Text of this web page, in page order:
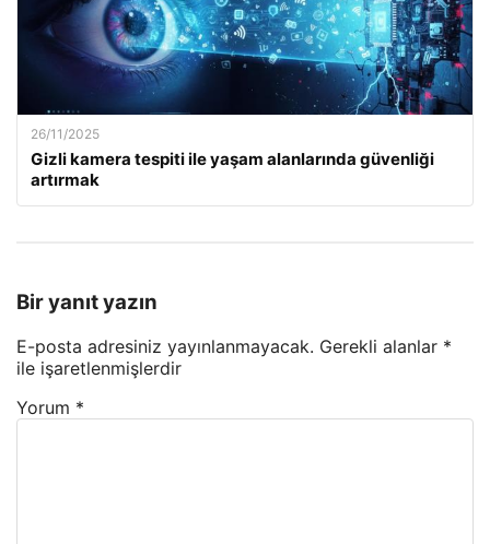
26/11/2025
Gizli kamera tespiti ile yaşam alanlarında güvenliği
artırmak
Bir yanıt yazın
E-posta adresiniz yayınlanmayacak. Gerekli alanlar *
ile işaretlenmişlerdir
Yorum *